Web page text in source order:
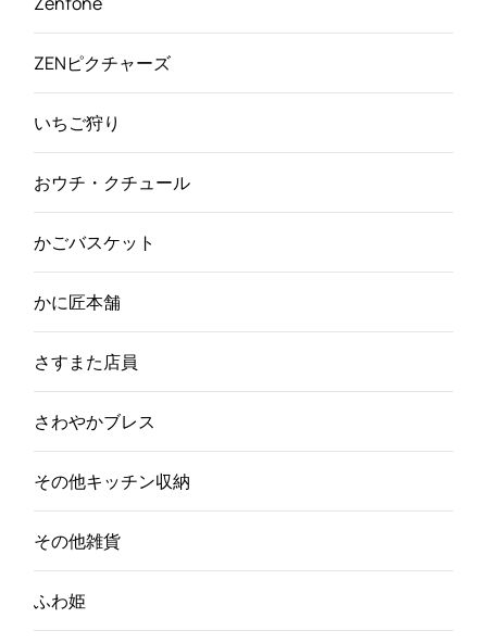
ZENピクチャーズ
いちご狩り
おウチ・クチュール
かごバスケット
かに匠本舗
さすまた店員
さわやかブレス
その他キッチン収納
その他雑貨
ふわ姫